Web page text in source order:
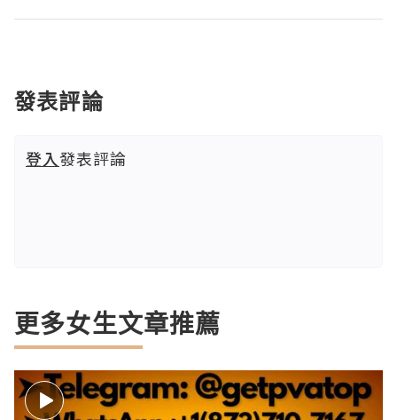
發表評論
登入發表評論
更多女生文章推薦